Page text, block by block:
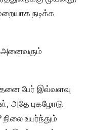
நடிக்க
அனைவரும்
பேர் இவ்வளவு
அதே புகழோடு
உயர்ந்தும்